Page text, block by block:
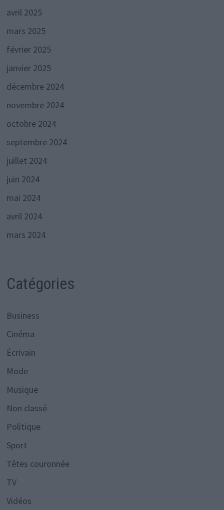
avril 2025
mars 2025
février 2025
janvier 2025
décembre 2024
novembre 2024
octobre 2024
septembre 2024
juillet 2024
juin 2024
mai 2024
avril 2024
mars 2024
Catégories
Business
Cinéma
Écrivain
Mode
Musique
Non classé
Politique
Sport
Têtes couronnée
TV
Vidéos